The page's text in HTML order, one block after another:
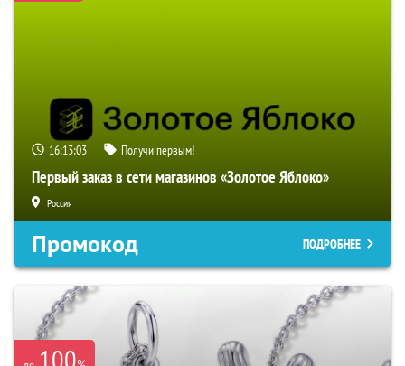
16:13:02 Получи первым!
Первый заказ в сети магазинов «Золотое Яблоко»
Россия
Промокод ПОДРОБНЕЕ